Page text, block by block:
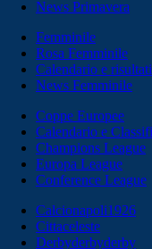
News Primavera
Femminile
Rosa Femminile
Calendario e
News Femminile
Coppe Europee
Calendario e
Champions League
Europa League
Conference League
Calcionapoli1926
Cittaceleste
Derbyderbyderby